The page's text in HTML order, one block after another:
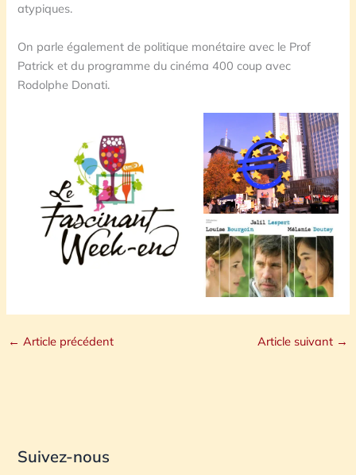
atypiques.
On parle également de politique monétaire avec le Prof
Patrick et du programme du cinéma 400 coup avec
Rodolphe Donati.
← Article précédent Article suivant →
Suivez-nous